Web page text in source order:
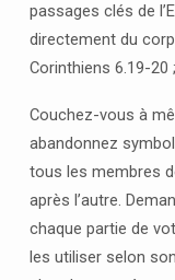
passages clés de
directement du
Corinthiens 6.19-20
Couchez-vous à
abandonnez
tous les membres
après l’autre.
chaque partie de
les utiliser selon